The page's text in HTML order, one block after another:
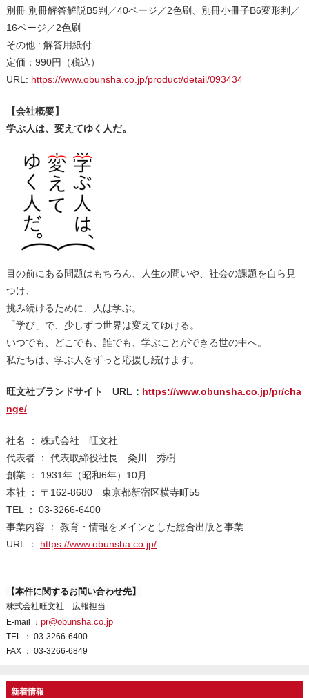
別冊 別冊解答解説B5判／40ページ／2色刷、別冊小冊子B6変形判／
16ページ／2色刷
その他 : 解答用紙付
定価：990円（税込）
URL: https://www.obunsha.co.jp/product/detail/093434
【会社概要】
学ぶ人は、変えてゆく人だ。
目の前にある問題はもちろん、人生の問いや、社会の課題を自ら見
つけ、
挑み続けるために、人は学ぶ。
「学び」で、少しずつ世界は変えてゆける。
いつでも、どこでも、誰でも、学ぶことができる世の中へ。
私たちは、学ぶ人をずっと応援し続けます。
旺文社ブランドサイト URL： https://www.obunsha.co.jp/pr/cha
nge/
社名 ： 株式会社 旺文社
代表者 ： 代表取締役社長 粂川 秀樹
創業 ： 1931年（昭和6年）10月
本社 ： 〒162-8680 東京都新宿区横寺町55
TEL ： 03-3266-6400
事業内容 ： 教育・情報をメインとした総合出版と事業
URL ： https://www.obunsha.co.jp/
【本件に関するお問い合わせ先】
株式会社旺文社 広報担当
E-mail ： pr@obunsha.co.jp
TEL ： 03-3266-6400
FAX ： 03-3266-6849
新着情報